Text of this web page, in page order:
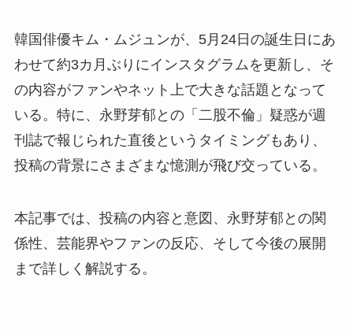
韓国俳優キム・ムジュンが、5月24日の誕生日にあ
わせて約3カ月ぶりにインスタグラムを更新し、そ
の内容がファンやネット上で大きな話題となって
いる。特に、永野芽郁との「二股不倫」疑惑が週
刊誌で報じられた直後というタイミングもあり、
投稿の背景にさまざまな憶測が飛び交っている。
本記事では、投稿の内容と意図、永野芽郁との関
係性、芸能界やファンの反応、そして今後の展開
まで詳しく解説する。